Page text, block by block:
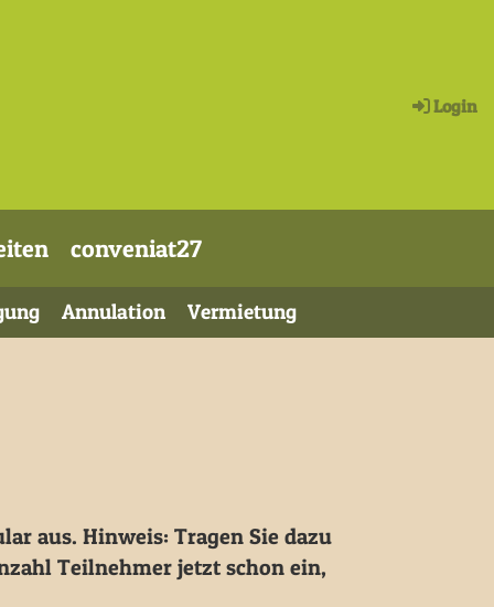
Login
conveniat27
Annulation Vermietung
aus. Hinweis: Tragen Sie dazu
Teilnehmer jetzt schon ein,